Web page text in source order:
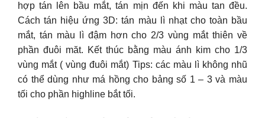
hợp tán lên bầu mắt, tán mịn đến khi màu tan đều.
Cách tán hiệu ứng 3D: tán màu lì nhạt cho toàn bầu
mắt, tán màu lì đậm hơn cho 2/3 vùng mắt thiên về
phần đuôi măt. Kết thúc bằng màu ánh kim cho 1/3
vùng mắt ( vùng đuôi mắt) Tips: các màu lì không nhũ
có thể dùng như má hồng cho bảng số 1 – 3 và màu
tối cho phần highline bắt tối.